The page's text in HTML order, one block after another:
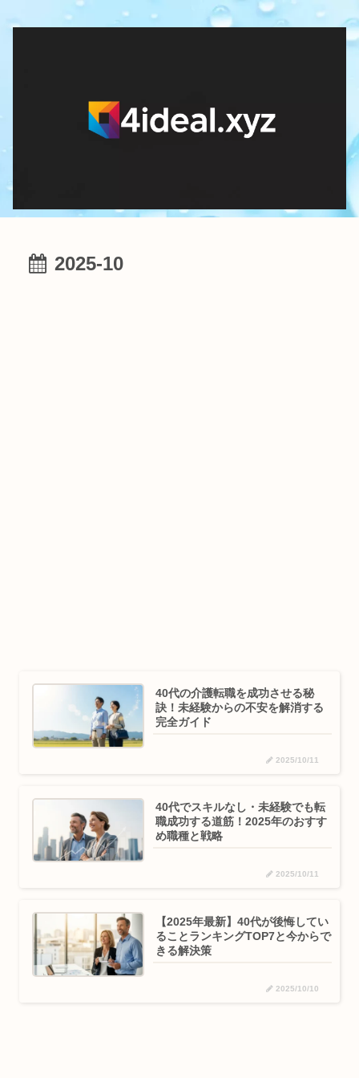
2025-10
40代の介護転職を成功させる秘
訣！未経験からの不安を解消する
完全ガイド
2025/10/11
40代でスキルなし・未経験でも転
職成功する道筋！2025年のおすす
め職種と戦略
2025/10/11
【2025年最新】40代が後悔してい
ることランキングTOP7と今からで
きる解決策
2025/10/10